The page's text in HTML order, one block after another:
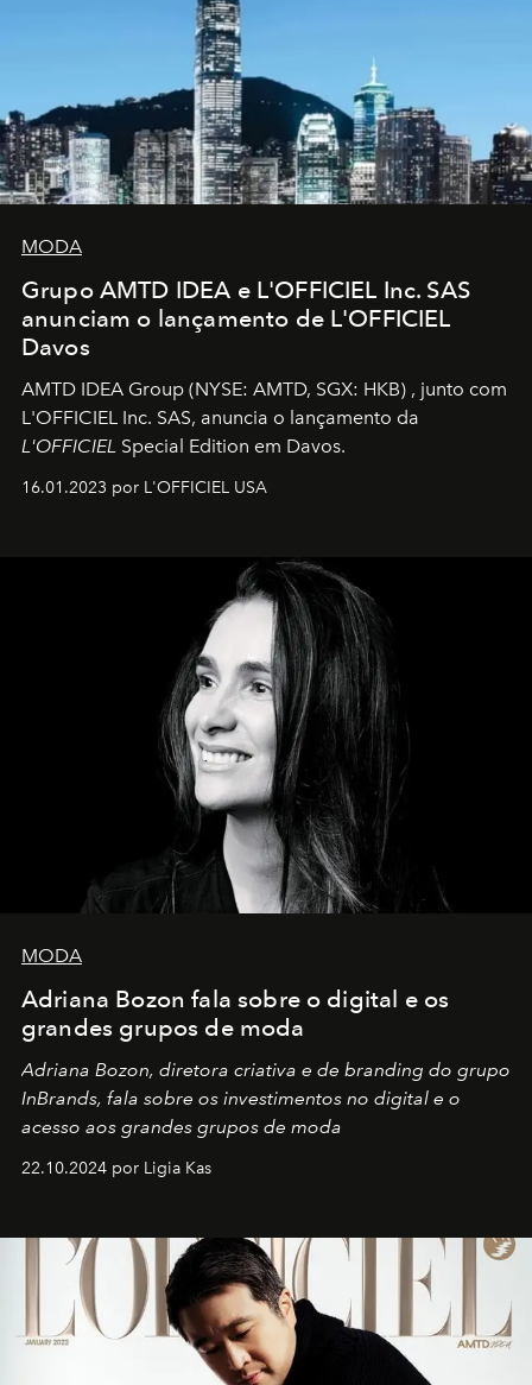
MODA
Grupo AMTD IDEA e L'OFFICIEL Inc. SAS
anunciam o lançamento de L'OFFICIEL
Davos
AMTD IDEA Group (NYSE: AMTD, SGX: HKB) , junto com
L'OFFICIEL Inc. SAS, anuncia o lançamento da
L'OFFICIEL Special Edition em Davos.
16.01.2023 por L'OFFICIEL USA
MODA
Adriana Bozon fala sobre o digital e os
grandes grupos de moda
Adriana Bozon, diretora criativa e de branding do grupo
InBrands, fala sobre os investimentos no digital e o
acesso aos grandes grupos de moda
22.10.2024 por Ligia Kas